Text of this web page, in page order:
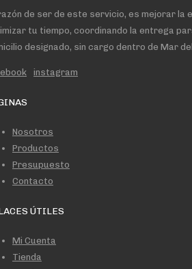
de ser de este servicio, es mejorar la
tu tiempo, coordinando la entrega
designado, sin cargo dentro de Mar del
instagram
Nosotros
Productos
Presupuesto
Contacto
ÚTILES
Mi Cuenta
Tienda